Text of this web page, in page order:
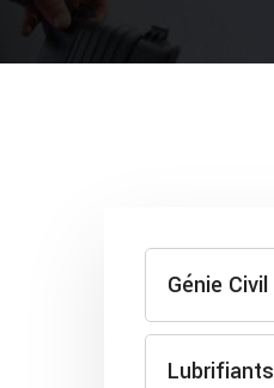
Génie Civil
Lubrifiants